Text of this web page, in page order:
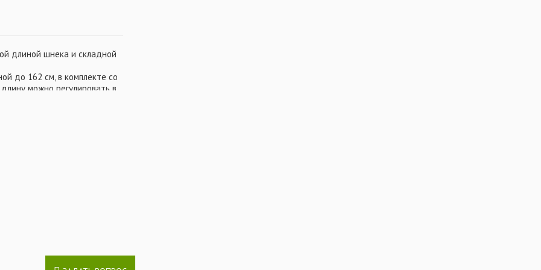
длиной шнека и складной
до 162 см, в комплекте со
можно регулировать в
острые сменные ножи
с порошковым
Ручки с мягким